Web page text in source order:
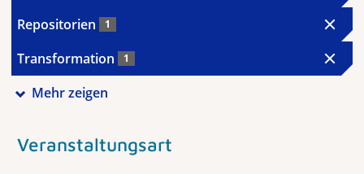
Repositorien 1
Transformation 1
Mehr zeigen
Veranstaltungsart